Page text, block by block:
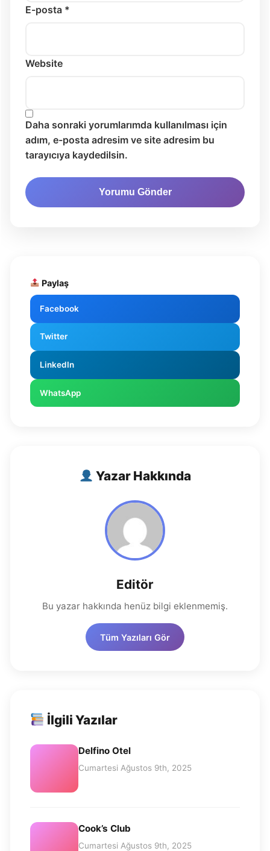
E-posta *
Website
Daha sonraki yorumlarımda kullanılması için
adım, e-posta adresim ve site adresim bu
tarayıcıya kaydedilsin.
Paylaş
Facebook
Twitter
LinkedIn
WhatsApp
Yazar Hakkında
Editör
Bu yazar hakkında henüz bilgi eklenmemiş.
Tüm Yazıları Gör
İlgili Yazılar
Delfino Otel
Cumartesi Ağustos 9th, 2025
Cook’s Club
Cumartesi Ağustos 9th, 2025